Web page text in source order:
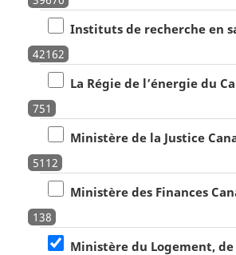
Instituts de recherche en
42162
La Régie de l’énergie du
751
Ministère de la Justice
5112
Ministère des Finances
138
Ministère du Logement, de